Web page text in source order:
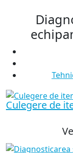
Culegere de